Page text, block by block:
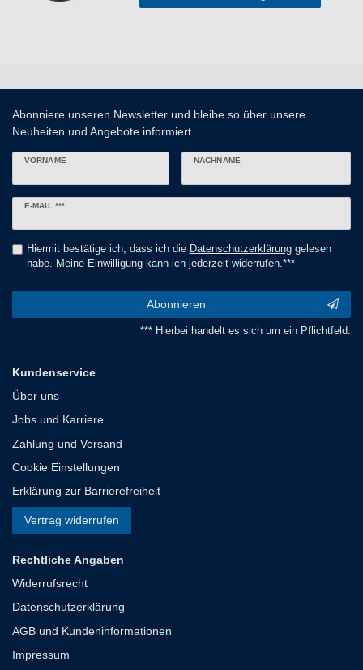
Abonniere unseren Newsletter und bleibe so über unsere
Neuheiten und Angebote informiert.
VORNAME NACHNAME
E-MAIL ***
Newsletter
Hiermit bestätige ich, dass ich die Daten­schutz­erklärunggelesen
habe. Meine Einwilligung kann ich jederzeit widerrufen.***
Abonnieren
*** Hierbei handelt es sich um ein Pflichtfeld.
Kundenservice
Über uns
Jobs und Karriere
Zahlung und Versand
Cookie Einstellungen
Erklärung zur Barrierefreiheit
Vertrag widerrufen
Rechtliche Angaben
Widerrufsrecht
Datenschutzerklärung
AGB und Kundeninformationen
Impressum